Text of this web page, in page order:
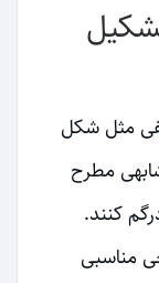
مثل شکل
مطرح
کنند.
مناسبی